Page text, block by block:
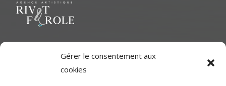
Gérer le consentement aux
cookies
l’article
pour contribuer à une richesse dans le milieu cinématographique
et d'aider les artistes à développer leur plein potentiel.